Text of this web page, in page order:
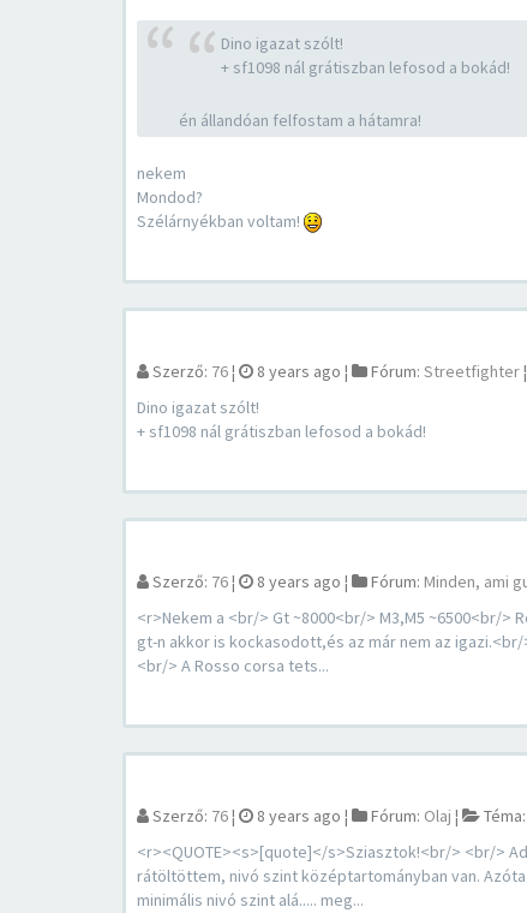
Dino igazat szólt!
+ sf1098 nál grátiszban lefosod a bokád!
én állandóan felfostam a hátamra!
nekem
Mondod?
Szélárnyékban voltam!
Szerző: 76¦ 8 years ago ¦ Fórum: Streetfighter¦
Dino igazat szólt!
+ sf1098 nál grátiszban lefosod a bokád!
Szerző: 76¦ 8 years ago ¦ Fórum: Minden, ami
<r>Nekem a <br/> Gt ~8000<br/> M3,M5 ~6500<br/>
gt-n akkor is kockasodott,és az már nem az
<br/> A Rosso corsa tets...
Szerző: 76¦ 8 years ago ¦ Fórum: Olaj ¦ Téma:
<r><QUOTE><s>[quote]</s>Sziasztok!<br/> <br/>
rátöltöttem, nivó szint középtartományban van.
minimális nivó szint alá..... meg...